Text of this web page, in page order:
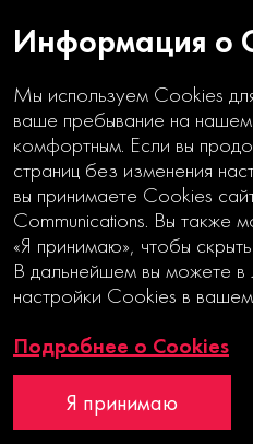
Масштаб
в
Отчет об устойчивом
Информация о
Мы используем Cookies
ваше пребывание на
комфортным. Если вы
страниц без изменения
вы принимаете Cookies
Communications. Вы также
«Я принимаю», чтобы
В дальнейшем вы можете
настройки Cookies в
Подробнее о Cookies
Я принимаю